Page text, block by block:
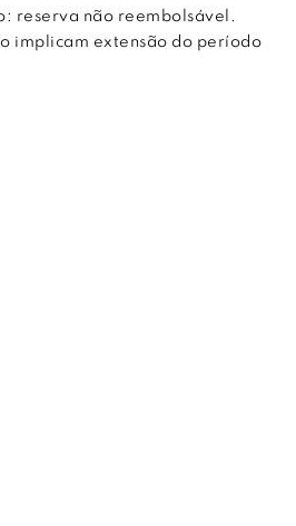
reserva não reembolsável.
implicam extensão do período